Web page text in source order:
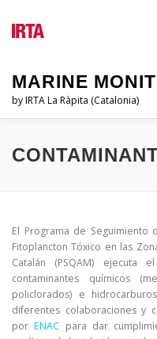
contingut
MARINE
by IRTA La Ràpita (Catalonia)
EL PSQAM QUI
El Programa de Seguimiento
Fitoplancton Tóxico en las
Catalán (PSQAM) ejecuta
contaminantes químicos
policlorados) e
diferentes colaboraciones y
porENAC para dar